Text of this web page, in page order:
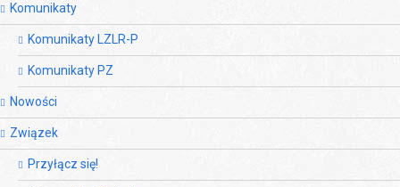
Komunikaty
Komunikaty LZLR-P
Komunikaty PZ
Nowości
Związek
Przyłącz się!